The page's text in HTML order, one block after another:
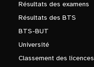
Résultats des examens
Résultats des BTS
BTS-BUT
Université
Classement des licences